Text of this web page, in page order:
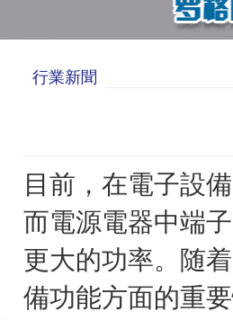
行業新聞
目前，在電子設
而電源電器中端
更大的功率。随
備功能方面的重